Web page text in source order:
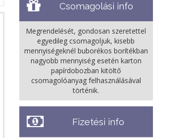
Csomagolási info
Megrendelését, gondosan szeretettel
egyedileg csomagoljuk, kisebb
mennyiségeknél buborékos borítékban
nagyobb mennyiség esetén karton
papírdobozban kitöltő
csomagolóanyag felhasználásával
történik.
Fizetési info